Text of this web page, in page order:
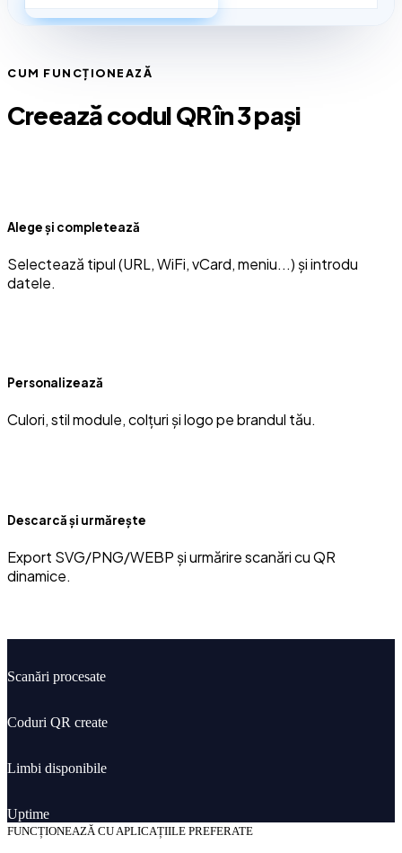
CUM FUNCȚIONEAZĂ
Creează codul QR în 3 pași
Alege și completează
Selectează tipul (URL, WiFi, vCard, meniu...) și introdu
datele.
Personalizează
Culori, stil module, colțuri și logo pe brandul tău.
Descarcă și urmărește
Export SVG/PNG/WEBP și urmărire scanări cu QR
dinamice.
Scanări procesate
Coduri QR create
Limbi disponibile
Uptime
FUNCȚIONEAZĂ CU APLICAȚIILE PREFERATE